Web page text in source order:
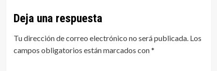
Deja una respuesta
Tu dirección de correo electrónico no será publicada. Los
campos obligatorios están marcados con*